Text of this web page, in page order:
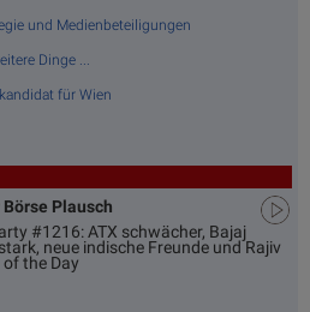
und Medienbeteiligungen
Dinge ...
für Wien
Plausch
#1216: ATX schwächer, Bajaj
neue indische Freunde und Rajiv
the Day